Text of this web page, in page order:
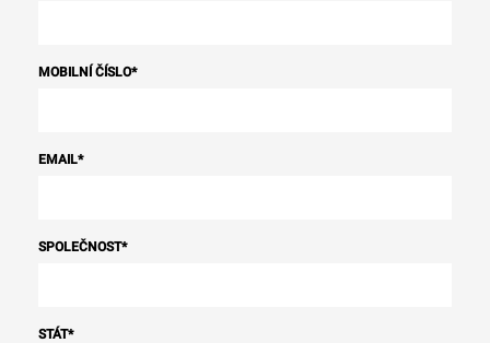
MOBILNÍ ČÍSLO*
EMAIL*
SPOLEČNOST*
STÁT*